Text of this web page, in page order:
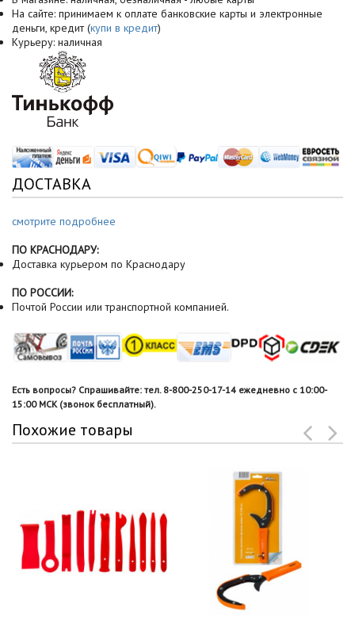
На сайте: принимаем к оплате банковские карты и электронные
деньги, кредит (купи в кредит)
Курьеру: наличная
ДОСТАВКА
смотрите подробнее
ПО КРАСНОДАРУ:
Доставка курьером по Краснодару
ПО РОССИИ:
Почтой России или транспортной компанией.
Есть вопросы? Спрашивайте: тел. 8-800-250-17-14 ежедневно с 10:00-
15:00 МСК (звонок бесплатный).
Похожие товары